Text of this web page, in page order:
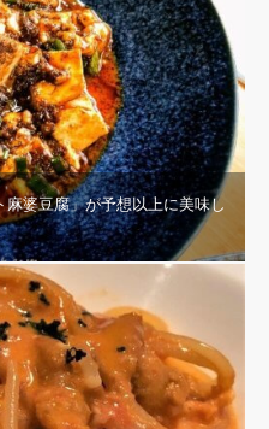
婆豆腐」が予想以上に美味し